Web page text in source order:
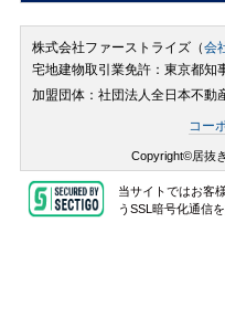
株式会社ファーストライズ（会
宅地建物取引業免許：東京都知
加盟団体：社団法人全日本不
コー
Copyright©居抜
当サイトではお客
うSSL暗号化通信